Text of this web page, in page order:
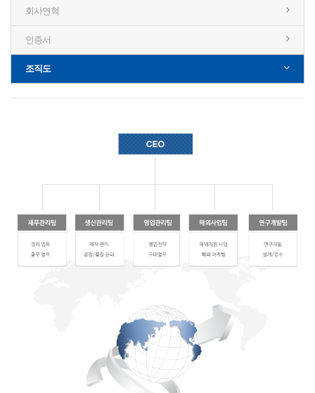
회사연혁
인증서
조직도